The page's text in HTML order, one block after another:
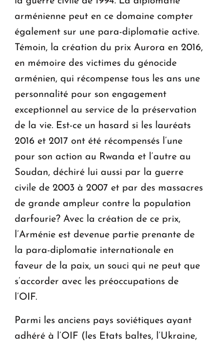
arménienne peut en ce domaine compter
également sur une para-diplomatie active.
Témoin, la création du prix Aurora en 2016,
en mémoire des victimes du génocide
arménien, qui récompense tous les ans une
personnalité pour son engagement
exceptionnel au service de la préservation
de la vie. Est-ce un hasard si les lauréats
2016 et 2017 ont été récompensés l’une
pour son action au Rwanda et l’autre au
Soudan, déchiré lui aussi par la guerre
civile de 2003 à 2007 et par des massacres
de grande ampleur contre la population
darfourie? Avec la création de ce prix,
l’Arménie est devenue partie prenante de
la para-diplomatie internationale en
faveur de la paix, un souci qui ne peut que
s’accorder avec les préoccupations de
l’OIF.
Parmi les anciens pays soviétiques ayant
adhéré à l’OIF (les Etats baltes, l’Ukraine,